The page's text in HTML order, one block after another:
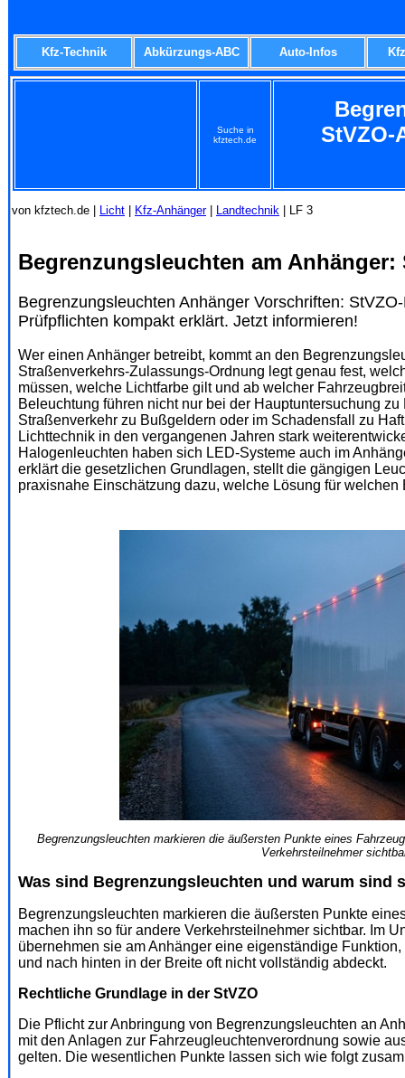
Kfz-Technik Abkürzungs-ABC Auto-Infos
Suche in
kfztech.de
von kfztech.de | Licht Kfz-Anhänger| Landtechnik | LF 3
Begrenzungsleuchten am Anhänger:
Begrenzungsleuchten Anhänger Vorschriften:
Prüfpflichten kompakt erklärt. Jetzt informieren!
Wer einen Anhänger betreibt, kommt an den
Straßenverkehrs-Zulassungs-Ordnung legt genau fest,
müssen, welche Lichtfarbe gilt und ab welcher
Beleuchtung führen nicht nur bei der Hauptuntersuchung
Straßenverkehr zu Bußgeldern oder im Schadensfall zu
Lichttechnik in den vergangenen Jahren stark
Halogenleuchten haben sich LED-Systeme auch im
erklärt die gesetzlichen Grundlagen, stellt die gängigen
praxisnahe Einschätzung dazu, welche Lösung für
Begrenzungsleuchten markieren die äußersten Punkte eines
Verkehrsteilnehmer
Was sind Begrenzungsleuchten und warum sind
Begrenzungsleuchten markieren die äußersten Punkte
machen ihn so für andere Verkehrsteilnehmer sichtbar. Im
übernehmen sie am Anhänger eine eigenständige
und nach hinten in der Breite oft nicht vollständig abdeckt.
Rechtliche Grundlage in der StVZO
Die Pflicht zur Anbringung von Begrenzungsleuchten an
mit den Anlagen zur Fahrzeugleuchtenverordnung sowie
gelten. Die wesentlichen Punkte lassen sich wie folgt